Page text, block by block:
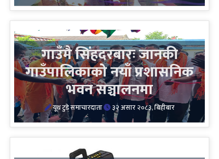
गाउँमै सिंहदरबारः जानकी
गाउँपालिकाको नयाँ प्रशासनिक
भवन सञ्चालनमा
यूथ टुडे समाचारदाता ३२ असार २०८३, बिहीबार